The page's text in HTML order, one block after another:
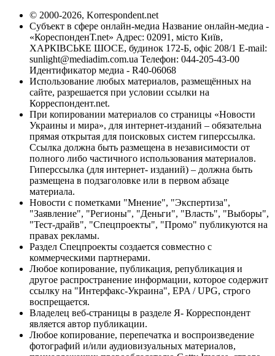
© 2000-2026, Korrespondent.net
Субъект в сфере онлайн-медиа Название онлайн-медиа -
«КореспонденТ.net» Адрес: 02091, місто Київ,
ХАРКІВСЬКЕ ШОСЕ, будинок 172-Б, офіс 208/1 E-mail:
sunlight@mediadim.com.ua Телефон: 044-205-43-00
Идентификатор медиа - R40-06068
Использование любых материалов, размещённых на
сайте, разрешается при условии ссылки на
Корреспондент.net.
При копировании материалов со страницы «Новости
Украины и мира», для интернет-изданий – обязательна
прямая открытая для поисковых систем гиперссылка.
Ссылка должна быть размещена в независимости от
полного либо частичного использования материалов.
Гиперссылка (для интернет- изданий) – должна быть
размещена в подзаголовке или в первом абзаце
материала.
Новости с пометками "Мнение", "Экспертиза",
"Заявление", "Регионы", "Деньги", "Власть", "Выборы",
"Тест-драйв", "Спецпроекты", "Промо" публикуются на
правах рекламы.
Раздел Спецпроекты создается совместно с
коммерческими партнерами.
Любое копирование, публикация, републикация и
другое распространение информации, которое содержит
ссылку на "Интерфакс-Украина", EPA / UPG, строго
воспрещается.
Владелец веб-страницы в разделе Я- Корреспондент
является автор публикации.
Любое копирование, перепечатка и воспроизведение
фотографий и/или аудиовизуальных материалов,